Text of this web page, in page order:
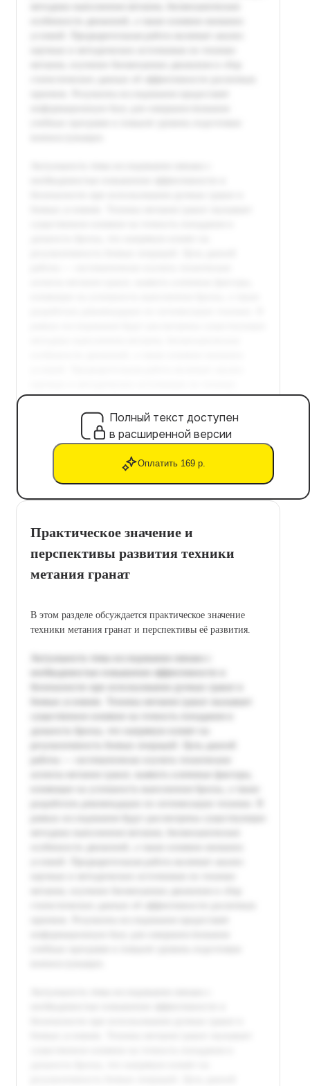
Полный текст доступен
в расширенной версии
Оплатить 169 р.
Практическое значение и
перспективы развития техники
метания гранат
В этом разделе обсуждается практическое значение
техники метания гранат и перспективы её развития.